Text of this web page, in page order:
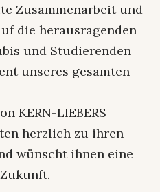
Zusammenarbeit und
die herausragenden
und Studierenden
unseres gesamten
KERN-LIEBERS
herzlich zu ihren
wünscht ihnen eine